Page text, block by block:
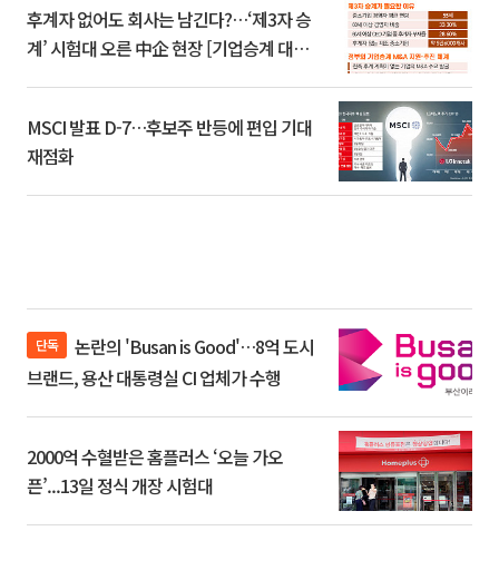
후계자 없어도 회사는 남긴다?…‘제3자 승
계’ 시험대 오른 中企 현장 [기업승계 대전
MSCI 발표 D-7…후보주 반등에 편입 기대
재점화
단독
브랜드, 용산 대통령실 CI 업체가 수행
2000억 수혈받은 홈플러스 ‘오늘 가오
픈’...13일 정식 개장 시험대